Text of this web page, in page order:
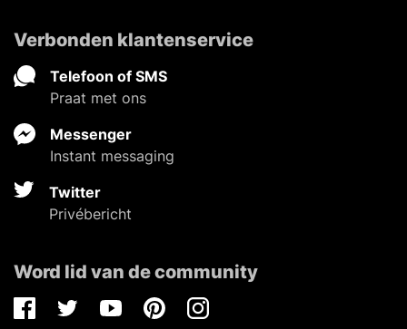
Verbonden klantenservice
Telefoon of SMS
Praat met ons
Messenger
Instant messaging
Twitter
Privébericht
Word lid van de community
FacebookTwitterYoutubePinterestInstagram